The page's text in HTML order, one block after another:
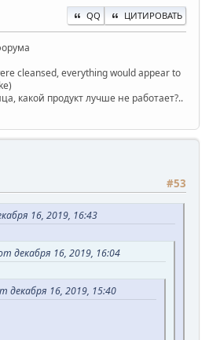
QQ ЦИТИРОВАТЬ
cleansed, everything would appear to
какой продукт лучше не работает?..
#53
16, 2019, 16:43
декабря 16, 2019, 16:04
16, 2019, 15:40